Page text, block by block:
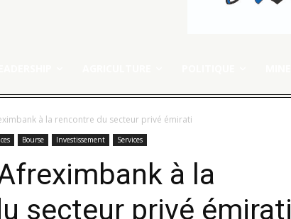
à la rencontre du secteur privé émirati
Bourse Investissement Services
à la
secteur privé émirati